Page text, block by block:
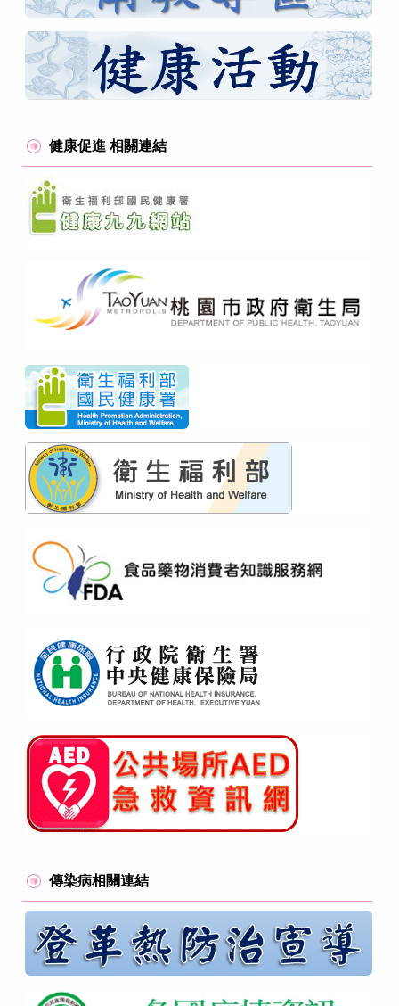
健康促進 相關連結
傳染病相關連結